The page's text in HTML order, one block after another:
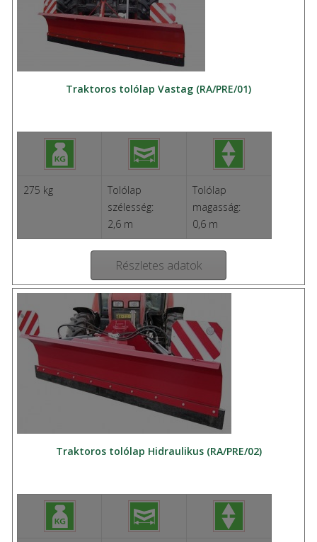
Traktoros tolólap Vastag (RA/PRE/01)
275 kg
Tolólap
szélesség:
2,6 m
Tolólap
magasság:
0,6 m
Részletes adatok
Traktoros tolólap Hidraulikus (RA/PRE/02)